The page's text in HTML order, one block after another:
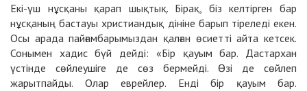
Екі-үш нұсқаны қарап шықтық. Бірақ, біз келтірген бар
нұсқаның бастауы христиандық дініне барып тіреледі екен.
Осы арада пайғамбарымыздан қалған өсиетті айта кетсек.
Сонымен хадис бүй дейді: «Бір қауым бар. Дастархан
үстінде сөйлеушіге де сөз бермейді. Өзі де сөйлеп
жарытпайды. Олар еврейлер. Енді бір қауым бар.